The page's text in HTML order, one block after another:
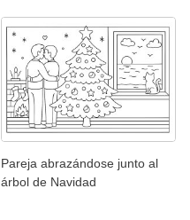
Pareja abrazándose junto al
árbol de Navidad